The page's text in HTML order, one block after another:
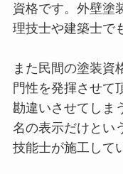
資格です。外壁塗
理技士や建築士で
また民間の塗装資
門性を発揮させて
勘違いさせてしま
名の表示だけとい
技能士が施工して